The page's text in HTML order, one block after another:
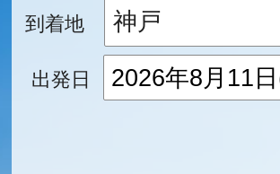
到着地
出発日